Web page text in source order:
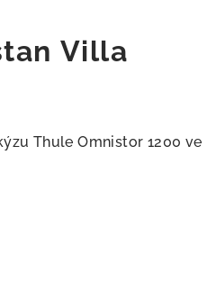
Villa
Thule Omnistor 1200 ve